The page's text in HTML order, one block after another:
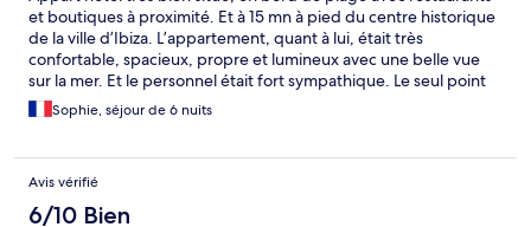
et boutiques à proximité. Et à 15 mn à pied du centre historique
de la ville d’Ibiza. L’appartement, quant à lui, était très
confortable, spacieux, propre et lumineux avec une belle vue
sur la mer. Et le personnel était fort sympathique. Le seul point
négatif, c’est la difficulté de se garer dans les rues proches de
l’hôtel, et surtout gratuitement. Je conseille vivement cet
Sophie, séjour de 6 nuits
Avis vérifié
6/10 Bien